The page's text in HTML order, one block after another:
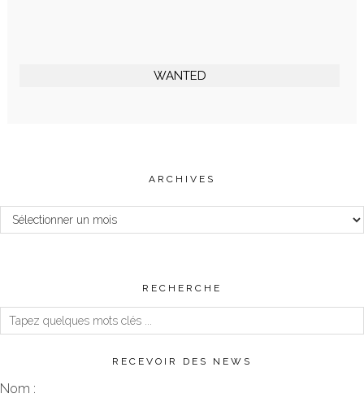
WANTED
ARCHIVES
Archives
RECHERCHE
RECEVOIR DES NEWS
Nom :